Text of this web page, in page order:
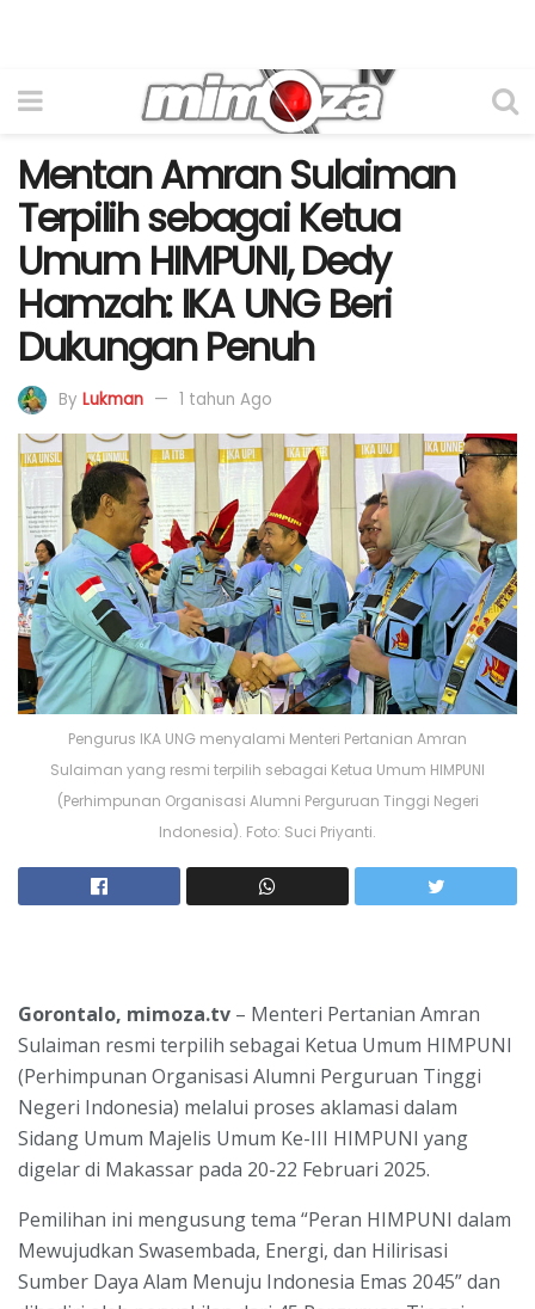
Mentan Amran Sulaiman
Terpilih sebagai Ketua
Umum HIMPUNI, Dedy
Hamzah: IKA UNG Beri
Dukungan Penuh
By Lukman 1 tahun Ago
Pengurus IKA UNG menyalami Menteri Pertanian Amran
Sulaiman yang resmi terpilih sebagai Ketua Umum HIMPUNI
(Perhimpunan Organisasi Alumni Perguruan Tinggi Negeri
Indonesia). Foto: Suci Priyanti.
Gorontalo, mimoza.tv – Menteri Pertanian Amran
Sulaiman resmi terpilih sebagai Ketua Umum HIMPUNI
(Perhimpunan Organisasi Alumni Perguruan Tinggi
Negeri Indonesia) melalui proses aklamasi dalam
Sidang Umum Majelis Umum Ke-III HIMPUNI yang
digelar di Makassar pada 20-22 Februari 2025.
Pemilihan ini mengusung tema “Peran HIMPUNI dalam
Mewujudkan Swasembada, Energi, dan Hilirisasi
Sumber Daya Alam Menuju Indonesia Emas 2045” dan